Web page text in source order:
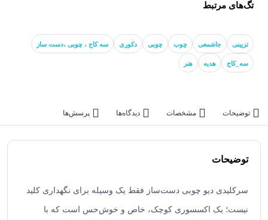
تگ‌های مرتبط
تزیینی جاشمعی چوب چوبی دکوری سه کاج ، چوبی ،دست ساز
سه_کاج هدیه هنر
توضیحات مشخصات دیدگاه‌ها پرسش‌ها
توضیحات
سرکلیدی دیو چوبی دست‌ساز فقط یک وسیله برای نگهداری کلید
نیست؛ یک اکسسوری کوچک، خاص و خوش‌حس است که با